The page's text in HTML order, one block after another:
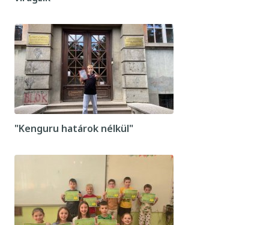
"Kenguru határok nélkül"